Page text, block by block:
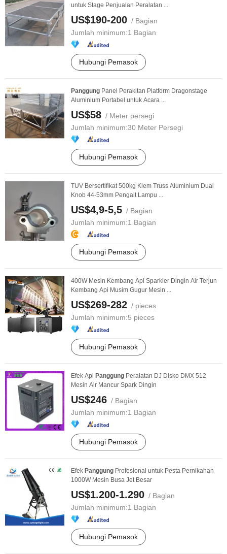
untuk Stage Penjualan Peralatan ...
US$190-200 / Bagian
Jumlah minimum:1 Bagian
Hubungi Pemasok
Panggung Panel Perakitan Platform Dragonstage
Aluminium Portabel untuk Acara ...
US$58 / Meter persegi
Jumlah minimum:30 Meter Persegi
Hubungi Pemasok
TUV Bersertifikat 500kg Klem Truss Aluminium Dual
Knob 44-53mm Pengait Lampu ...
US$4,9-5,5 / Bagian
Jumlah minimum:1 Bagian
Hubungi Pemasok
400W Mesin Kembang Api Sparkler Dingin Air Terjun
Kembang Api Musim Gugur Mesin ...
US$269-282 / pieces
Jumlah minimum:5 pieces
Hubungi Pemasok
Efek Api Panggung Peralatan DJ Disko DMX 512
Mesin Air Mancur Spark Dingin
US$246 / Bagian
Jumlah minimum:1 Bagian
Hubungi Pemasok
Efek Panggung Profesional untuk Pesta Pernikahan
1000W Mesin Busa Jet Besar
US$1.200-1.290 / Bagian
Jumlah minimum:1 Bagian
Hubungi Pemasok